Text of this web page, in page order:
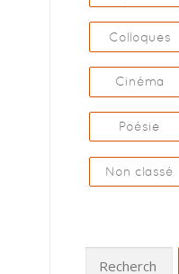
Colloques
Cinéma
Poésie
Non classé